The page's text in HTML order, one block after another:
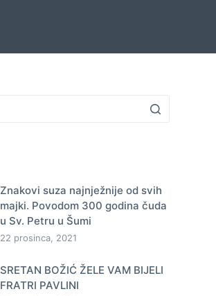
Znakovi suza najnježnije od svih
majki. Povodom 300 godina čuda
u Sv. Petru u Šumi
22 prosinca, 2021
SRETAN BOŽIĆ ŽELE VAM BIJELI
FRATRI PAVLINI